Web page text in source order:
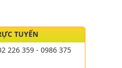
TUYẾN
226 359 - 0986 375